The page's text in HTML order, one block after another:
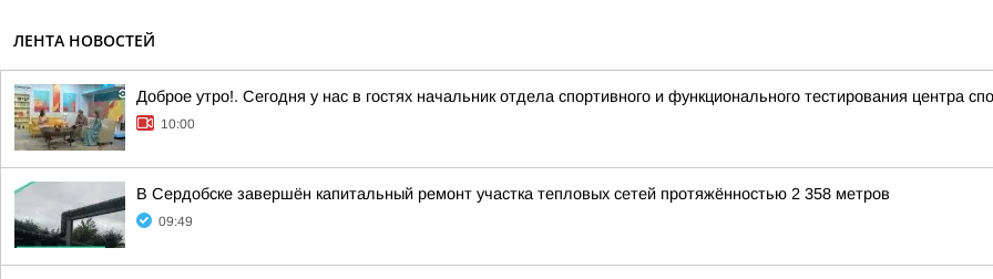
ЛЕНТА НОВОСТЕЙ
Доброе утро!. Сегодня у нас в гостях начальник отдела спортивного и функционального тестирования центра
10:00
В Сердобске завершён капитальный ремонт участка тепловых сетей протяжённостью 2 358 метров
09:49